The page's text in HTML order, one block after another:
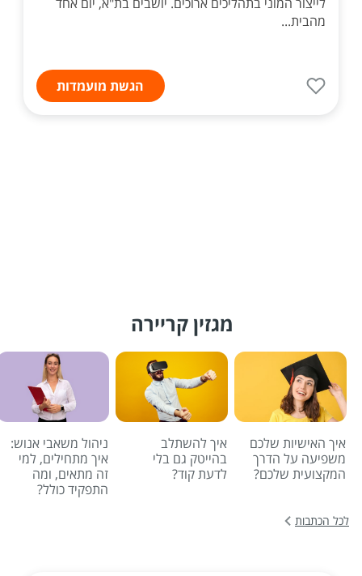
מהבית...
הגשת מועמדות
מגזין קריירה
איך האישיות שלכם
משפיעה על הדרך
המקצועית שלכם?
איך להשתלב
בהייטק גם בלי
לדעת קוד?
ניהול משאבי אנוש:
איך מתחילים, למי
זה מתאים, ומה
התפקיד כולל?
לכל הכתבות